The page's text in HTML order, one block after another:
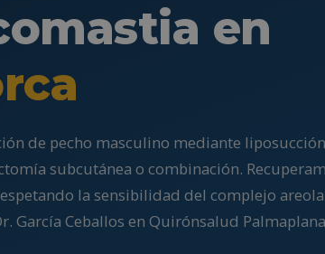
en
de pecho masculino mediante
subcutánea o combinación.
la sensibilidad del complejo
García Ceballos en Quirónsalud